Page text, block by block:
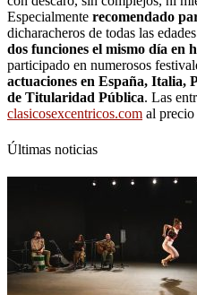
Especialmente recomendado
dicharacheros de todas las
dos funciones el mismo día en
participado en numerosos
actuaciones en España, Italia,
de Titularidad Pública. Las
clasicosexcentricos.com al precio
Últimas noticias